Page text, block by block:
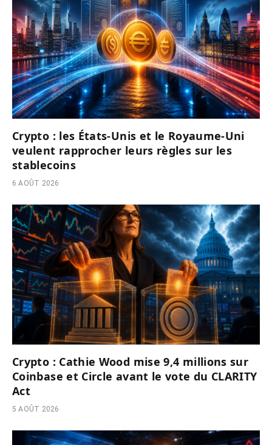
Crypto : les États-Unis et le Royaume-Uni
veulent rapprocher leurs règles sur les
stablecoins
6 AOÛT 2026
Crypto : Cathie Wood mise 9,4 millions sur
Coinbase et Circle avant le vote du CLARITY
Act
5 AOÛT 2026